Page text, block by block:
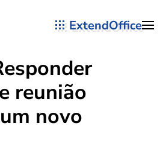
ExtendOffice
reunião
novo